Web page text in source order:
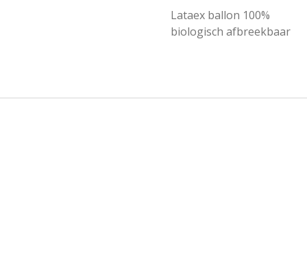
Lataex ballon 100%
biologisch afbreekbaar